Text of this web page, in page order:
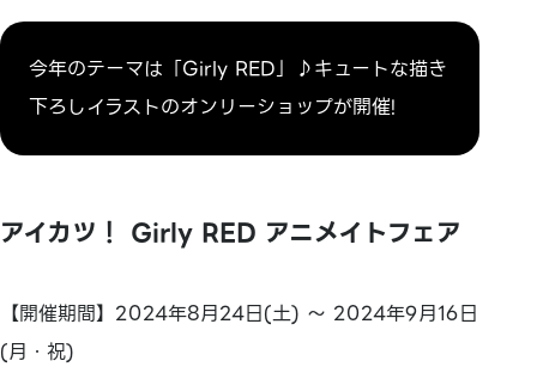
今年のテーマは「Girly RED」♪キュートな描き
下ろしイラストのオンリーショップが開催!
アイカツ！ Girly RED アニメイトフェア
【開催期間】2024年8月24日(土) ～ 2024年9月16日
(月・祝)